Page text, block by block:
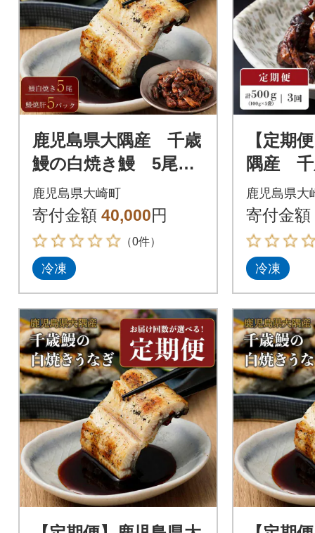
鹿児島県大隅産 千歳
鰻の白焼き鰻 5尾・
鰻焼肝セット
鹿児島県大崎町
寄付金額 40,000円
（0件）
冷凍
【定期
隅産 千
5パック
鹿児島県大
寄付金額
冷凍